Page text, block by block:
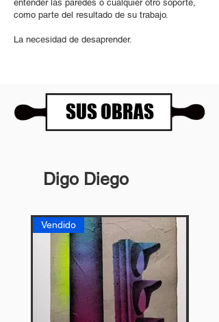
entender las paredes o cualquier otro soporte,
como parte del resultado de su trabajo.
La necesidad de desaprender.
SUS OBRAS
Digo Diego
Vendido